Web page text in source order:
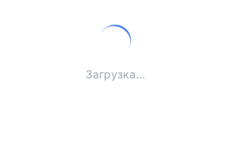
Загрузка...